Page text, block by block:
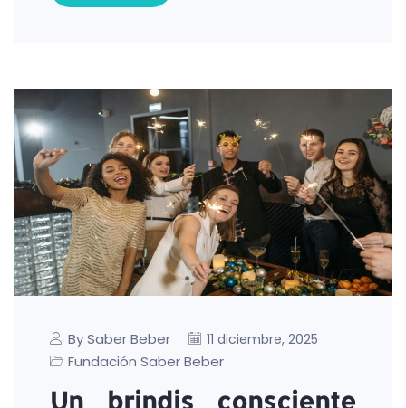
By Saber Beber 11 diciembre, 2025
Fundación Saber Beber
Un brindis consciente